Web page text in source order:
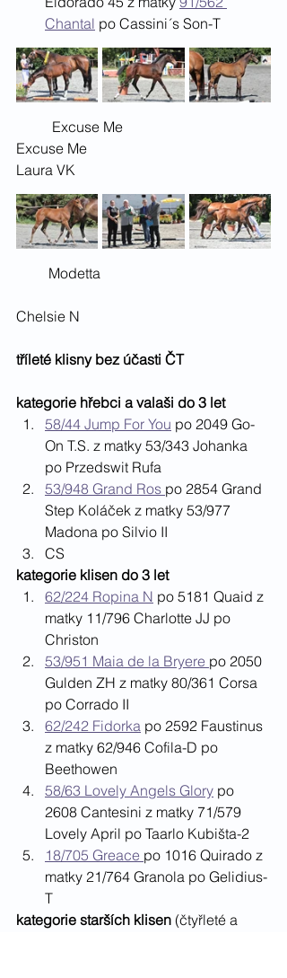
Chantal po Cassini´s Son-T
Excuse Me
Laura VK
Chelsie N
tříleté klisny bez účasti ČT
kategorie hřebci a valaši do 3 let
58/44 Jump For You po 2049 Go-
On T.S. z matky 53/343 Johanka
po Przedswit Rufa
53/948 Grand Ros po 2854 Grand
Step Koláček z matky 53/977
Madona po Silvio II
CS
kategorie klisen do 3 let
62/224 Ropina N po 5181 Quaid z
matky 11/796 Charlotte JJ po
Christon
53/951 Maia de la Bryere po 2050
Gulden ZH z matky 80/361 Corsa
po Corrado II
62/242 Fidorka po 2592 Faustinus
z matky 62/946 Cofila-D po
Beethowen
58/63 Lovely Angels Glory po
2608 Cantesini z matky 71/579
Lovely April po Taarlo Kubišta-2
18/705 Greace po 1016 Quirado z
matky 21/764 Granola po Gelidius-
T
kategorie starších klisen (čtyřleté a